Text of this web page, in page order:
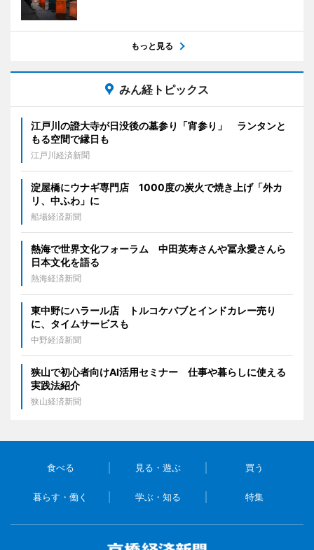
もっと見る
みん経トピックス
江戸川の證大寺が日没後の墓参り「宵参り」 ランタンと
もる空間で縁日も
江戸川経済新聞
淀屋橋にウナギ専門店 1000度の炭火で焼き上げ「外カ
リ、中ふわ」に
船場経済新聞
熱海で世界文化フォーラム 中田英寿さんや冨永愛さんら
日本文化を語る
熱海経済新聞
東中野にハラール店 トルコケバブとインドカレー売り
に、タイムサービスも
中野経済新聞
狭山で初心者向けAI活用セミナー 仕事や暮らしに使える
実践法紹介
狭山経済新聞
食べる 見る・遊ぶ 買う
暮らす・働く 学ぶ・知る 特集